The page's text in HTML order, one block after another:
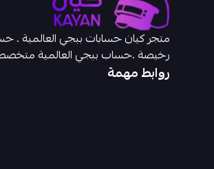
رخيصة .حساب ببجي العالمية
روابط مهمة